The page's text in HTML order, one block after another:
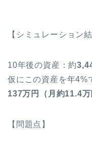
【シミュレーション結
10年後の資産：約
仮にこの資産を年4%
137万円（月約11.4万
【問題点】